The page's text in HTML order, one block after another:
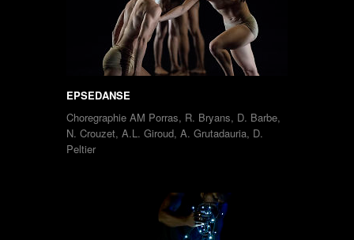
EPSEDANSE
Choregraphie AM Porras, R. Bryans, D. Barbe,
N. Crouzet, A.L. Giroud, A. Grutadauria, D.
Peltier